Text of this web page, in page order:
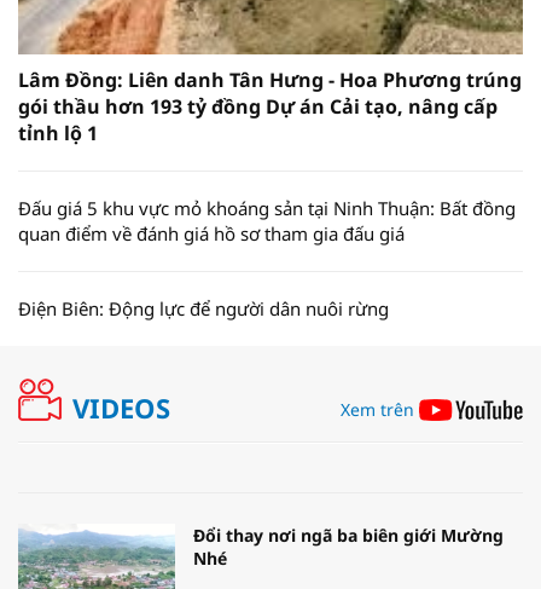
Lâm Đồng: Liên danh Tân Hưng - Hoa Phương trúng
gói thầu hơn 193 tỷ đồng Dự án Cải tạo, nâng cấp
tỉnh lộ 1
Đấu giá 5 khu vực mỏ khoáng sản tại Ninh Thuận: Bất đồng
quan điểm về đánh giá hồ sơ tham gia đấu giá
Điện Biên: Động lực để người dân nuôi rừng
VIDEOS Xem trên
Đổi thay nơi ngã ba biên giới Mường
Nhé